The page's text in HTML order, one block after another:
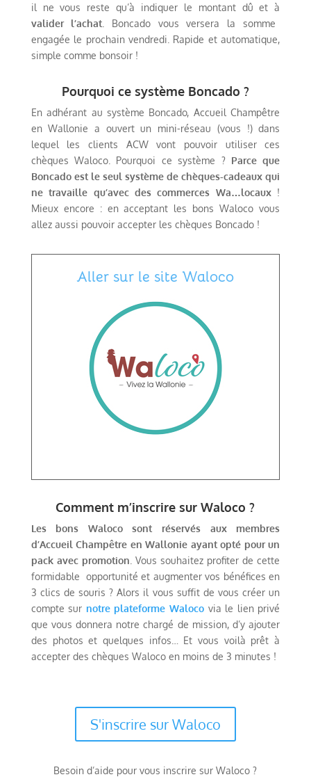
il ne vous reste qu’à indiquer le montant dû et à
valider l’achat . Boncado vous versera la somme
engagée le prochain vendredi. Rapide et automatique,
simple comme bonsoir !
Pourquoi ce système Boncado ?
En adhérant au système Boncado, Accueil Champêtre
en Wallonie a ouvert un mini-réseau (vous !) dans
lequel les clients ACW vont pouvoir utiliser ces
chèques Waloco. Pourquoi ce système ? Parce que
Boncado est le seul système de chèques-cadeaux qui
ne travaille qu’avec des commerces Wa…locaux!
Mieux encore : en acceptant les bons Waloco vous
allez aussi pouvoir accepter les chèques Boncado !
Aller sur le site Waloco
Comment m’inscrire sur Waloco ?
Les bons Waloco sont réservés aux membres
d’Accueil Champêtre en Wallonie ayant opté pour un
pack avec promotion . Vous souhaitez profiter de cette
formidable opportunité et augmenter vos bénéfices en
3 clics de souris ? Alors il vous suffit de vous créer un
compte sur notre plateforme Waloco via le lien privé
que vous donnera notre chargé de mission, d’y ajouter
des photos et quelques infos… Et vous voilà prêt à
accepter des chèques Waloco en moins de 3 minutes !
S'inscrire sur Waloco
Besoin d’aide pour vous inscrire sur Waloco ?